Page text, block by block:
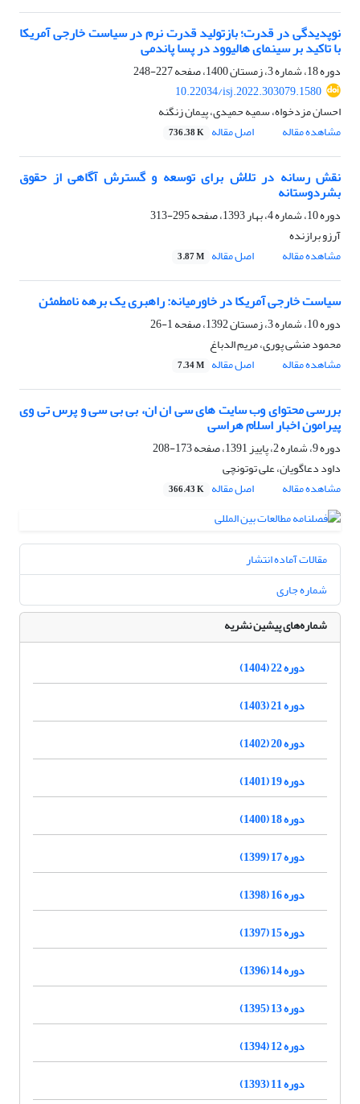
نوپدیدگی در قدرت؛ بازتولید قدرت نرم در سیاست خارجی آمریکا
با تاکید بر سینمای هالیوود در پسا پاندمی
دوره 18، شماره 3، زمستان 1400، صفحه
227-248
10.22034/isj.2022.303079.1580
احسان مزدخواه، سمیه حمیدی، پیمان زنگنه
مشاهده مقاله
اصل مقاله 736.38 K
نقش رسانه در تلاش برای توسعه و گسترش آگاهی از حقوق
بشردوستانه
دوره 10، شماره 4، بهار 1393، صفحه
295-313
آرزو برازنده
مشاهده مقاله
اصل مقاله 3.87 M
سیاست خارجی آمریکا در خاورمیانه: راهبری یک برهه نامطمئن
دوره 10، شماره 3، زمستان 1392، صفحه
1-26
محمود منشی پوری، مریم الدباغ
مشاهده مقاله
اصل مقاله 7.34 M
بررسی محتوای وب سایت های سی ان ان، بی بی سی و پرس تی وی
پیرامون اخبار اسلام هراسی
دوره 9، شماره 2، پاییز 1391، صفحه
173-208
داود دعاگویان، علی توتونچی
مشاهده مقاله
اصل مقاله 366.43 K
مقالات آماده انتشار
شماره جاری
شماره‌های پیشین نشریه
دوره 22 (1404)
دوره 21 (1403)
دوره 20 (1402)
دوره 19 (1401)
دوره 18 (1400)
دوره 17 (1399)
دوره 16 (1398)
دوره 15 (1397)
دوره 14 (1396)
دوره 13 (1395)
دوره 12 (1394)
دوره 11 (1393)